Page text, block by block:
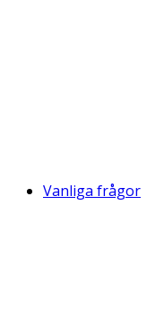
Vanliga frågor